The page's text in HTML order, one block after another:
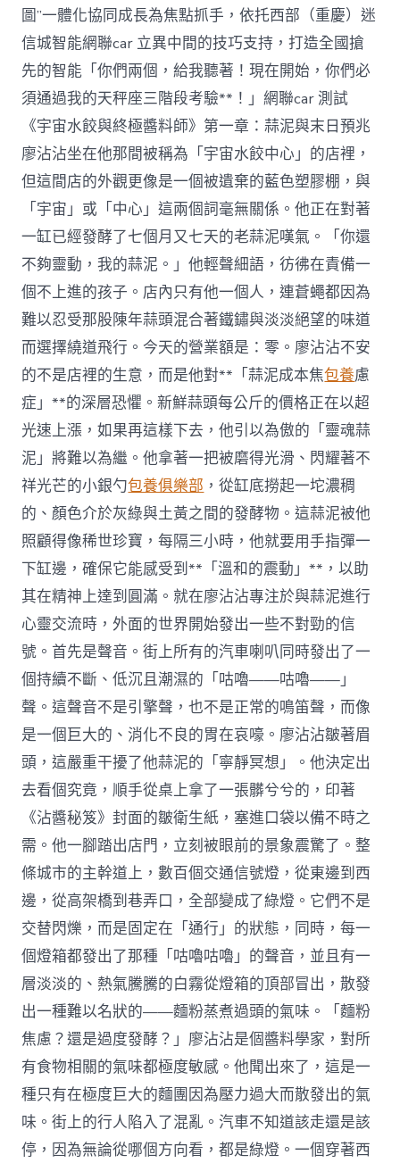
圖”一體化協同成長為焦點抓手，依托西部（重慶）迷
信城智能網聯car 立異中間的技巧支持，打造全國搶
先的智能「你們兩個，給我聽著！現在開始，你們必
須通過我的天秤座三階段考驗**！」網聯car 測試
《宇宙水餃與終極醬料師》第一章：蒜泥與末日預兆
廖沾沾坐在他那間被稱為「宇宙水餃中心」的店裡，
但這間店的外觀更像是一個被遺棄的藍色塑膠棚，與
「宇宙」或「中心」這兩個詞毫無關係。他正在對著
一缸已經發酵了七個月又七天的老蒜泥嘆氣。「你還
不夠靈動，我的蒜泥。」他輕聲細語，彷彿在責備一
個不上進的孩子。店內只有他一個人，連蒼蠅都因為
難以忍受那股陳年蒜頭混合著鐵鏽與淡淡絕望的味道
而選擇繞道飛行。今天的營業額是：零。廖沾沾不安
的不是店裡的生意，而是他對**「蒜泥成本焦包養慮
症」**的深層恐懼。新鮮蒜頭每公斤的價格正在以超
光速上漲，如果再這樣下去，他引以為傲的「靈魂蒜
泥」將難以為繼。他拿著一把被磨得光滑、閃耀著不
祥光芒的小銀勺包養俱樂部 ，從缸底撈起一坨濃稠
的、顏色介於灰綠與土黃之間的發酵物。這蒜泥被他
照顧得像稀世珍寶，每隔三小時，他就要用手指彈一
下缸邊，確保它能感受到**「溫和的震動」**，以助
其在精神上達到圓滿。就在廖沾沾專注於與蒜泥進行
心靈交流時，外面的世界開始發出一些不對勁的信
號。首先是聲音。街上所有的汽車喇叭同時發出了一
個持續不斷、低沉且潮濕的「咕嚕——咕嚕——」
聲。這聲音不是引擎聲，也不是正常的鳴笛聲，而像
是一個巨大的、消化不良的胃在哀嚎。廖沾沾皺著眉
頭，這嚴重干擾了他蒜泥的「寧靜冥想」。他決定出
去看個究竟，順手從桌上拿了一張髒兮兮的，印著
《沾醬秘笈》封面的皺衛生紙，塞進口袋以備不時之
需。他一腳踏出店門，立刻被眼前的景象震驚了。整
條城市的主幹道上，數百個交通信號燈，從東邊到西
邊，從高架橋到巷弄口，全部變成了綠燈。它們不是
交替閃爍，而是固定在「通行」的狀態，同時，每一
個燈箱都發出了那種「咕嚕咕嚕」的聲音，並且有一
層淡淡的、熱氣騰騰的白霧從燈箱的頂部冒出，散發
出一種難以名狀的——麵粉蒸煮過頭的氣味。「麵粉
焦慮？還是過度發酵？」廖沾沾是個醬料學家，對所
有食物相關的氣味都極度敏感。他聞出來了，這是一
種只有在極度巨大的麵團因為壓力過大而散發出的氣
味。街上的行人陷入了混亂。汽車不知道該走還是該
停，因為無論從哪個方向看，都是綠燈。一個穿著西